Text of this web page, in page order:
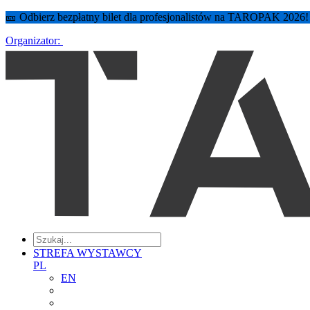
🎫 Odbierz bezpłatny bilet dla profesjonalistów na TAROPAK
Organizator:
STREFA WYSTAWCY
PL
EN